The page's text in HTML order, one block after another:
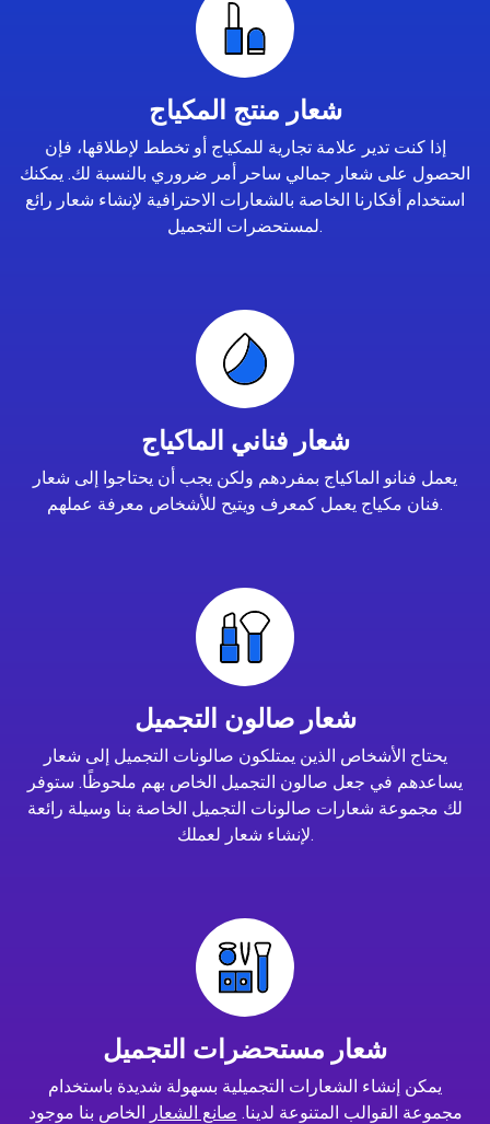
شعار منتج المكياج
إذا كنت تدير علامة تجارية للمكياج أو تخطط لإطلاقها، فإن
الحصول على شعار جمالي ساحر أمر ضروري بالنسبة لك. يمكنك
استخدام أفكارنا الخاصة بالشعارات الاحترافية لإنشاء شعار رائع
لمستحضرات التجميل.
شعار فناني الماكياج
يعمل فنانو الماكياج بمفردهم ولكن يجب أن يحتاجوا إلى شعار
فنان مكياج يعمل كمعرف ويتيح للأشخاص معرفة عملهم.
شعار صالون التجميل
يحتاج الأشخاص الذين يمتلكون صالونات التجميل إلى شعار
يساعدهم في جعل صالون التجميل الخاص بهم ملحوظًا. ستوفر
لك مجموعة شعارات صالونات التجميل الخاصة بنا وسيلة رائعة
لإنشاء شعار لعملك.
شعار مستحضرات التجميل
يمكن إنشاء الشعارات التجميلية بسهولة شديدة باستخدام
مجموعة القوالب المتنوعة لدينا. صانع الشعار الخاص بنا موجود